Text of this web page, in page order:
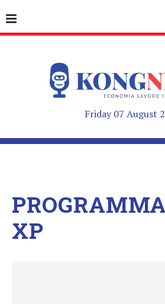
Friday 07 August
XP